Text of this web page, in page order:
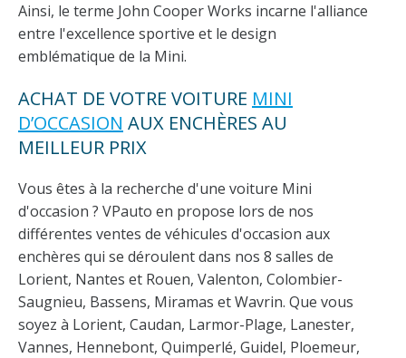
Ainsi, le terme John Cooper Works incarne l'alliance
entre l'excellence sportive et le design
emblématique de la Mini.
ACHAT DE VOTRE VOITURE MINI
D’OCCASION AUX ENCHÈRES AU
MEILLEUR PRIX
Vous êtes à la recherche d'une voiture Mini
d'occasion ? VPauto en propose lors de nos
différentes ventes de véhicules d'occasion aux
enchères qui se déroulent dans nos 8 salles de
Lorient, Nantes et Rouen, Valenton, Colombier-
Saugnieu, Bassens, Miramas et Wavrin. Que vous
soyez à Lorient, Caudan, Larmor-Plage, Lanester,
Vannes, Hennebont, Quimperlé, Guidel, Ploemeur,